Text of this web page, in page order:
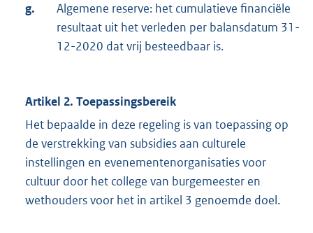
g.
Algemene reserve: het cumulatieve financiële
resultaat uit het verleden per balansdatum 31-
12-2020 dat vrij besteedbaar is.
Artikel 2. Toepassingsbereik
Het bepaalde in deze regeling is van toepassing op
de verstrekking van subsidies aan culturele
instellingen en evenementenorganisaties voor
cultuur door het college van burgemeester en
wethouders voor het in artikel 3 genoemde doel.